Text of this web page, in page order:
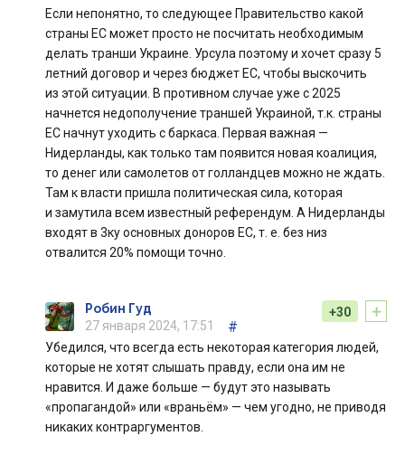
Если непонятно, то следующее Правительство какой
страны ЕС может просто не посчитать необходимым
делать транши Украине. Урсула поэтому и хочет сразу 5
летний договор и через бюджет ЕС, чтобы выскочить
из этой ситуации. В противном случае уже с 2025
начнется недополучение траншей Украиной, т.к. страны
ЕС начнут уходить с баркаса. Первая важная —
Нидерланды, как только там появится новая коалиция,
то денег или самолетов от голландцев можно не ждать.
Там к власти пришла политическая сила, которая
и замутила всем известный референдум. А Нидерланды
входят в 3ку основных доноров ЕС, т. е. без низ
отвалится 20% помощи точно.
+
+30
Робин Гуд
27 января 2024, 17:51
#
Убедился, что всегда есть некоторая категория людей,
которые не хотят слышать правду, если она им не
нравится. И даже больше — будут это называть
«пропагандой» или «враньём» — чем угодно, не приводя
никаких контраргументов.